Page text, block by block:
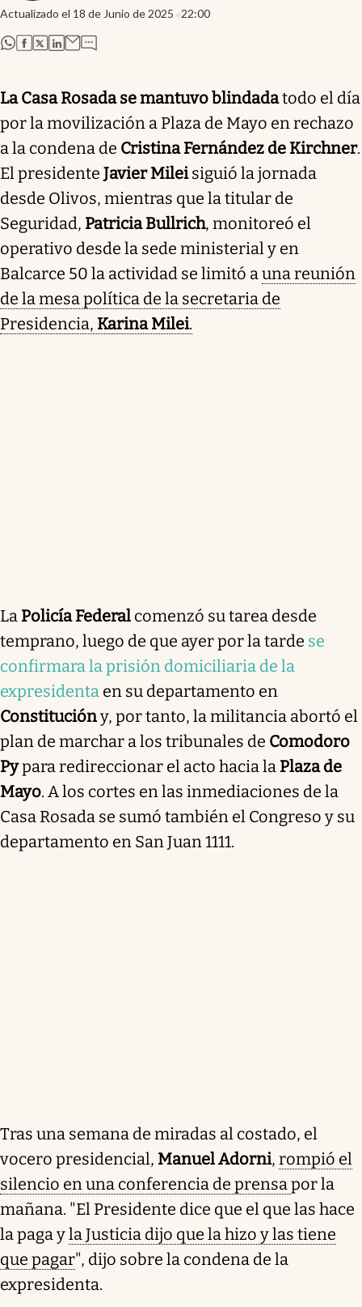
Actualizado el 18 de Junio de 2025 22:00
abre en nueva pestaña
abre en nueva pestaña
abre en nueva pestaña
abre en nueva pestaña
La Casa Rosada se mantuvo blindadatodo el día
por la movilización a Plaza de Mayo en rechazo
a la condena de Cristina Fernández de Kirchner.
El presidente Javier Mileisiguió la jornada
desde Olivos, mientras que la titular de
Seguridad, Patricia Bullrich, monitoreó el
operativo desde la sede ministerial y en
Balcarce 50 la actividad se limitó auna reunión
de la mesa política de la secretaria de
Presidencia, Karina Milei.
La Policía Federal comenzó su tarea desde
temprano, luego de que ayer por la tarde se
confirmara la prisión domiciliaria de la
expresidenta en su departamento en
Constitucióny, por tanto, la militancia abortó el
plan de marchar a los tribunales de Comodoro
Pypara redireccionar el acto hacia la Plaza de
Mayo. A los cortes en las inmediaciones de la
Casa Rosada se sumó también el Congreso y su
departamento en San Juan 1111.
Tras una semana de miradas al costado, el
vocero presidencial, Manuel Adorni, rompió el
silencio en una conferencia de prensapor la
mañana. "El Presidente dice que el que las hace
la paga yla Justicia dijo que la hizo y las tiene
que pagar", dijo sobre la condena de la
expresidenta.